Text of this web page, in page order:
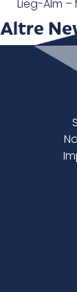
Lieg-Alm
Altre